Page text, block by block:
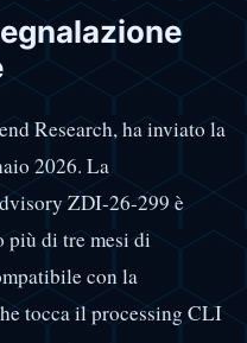
Research, ha inviato la
2026. La
ZDI-26-299 è
più di tre mesi di
con la
tocca il processing CLI